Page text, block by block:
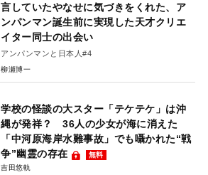
言していたやなせに気づきをくれた、ア
ンパンマン誕生前に実現した天才クリエ
イター同士の出会い
アンパンマンと日本人#4
柳瀬博一
学校の怪談の大スター「テケテケ」は沖
縄が発祥？ 36人の少女が海に消えた
「中河原海岸水難事故」でも囁かれた“戦
争”幽霊の存在
無料
吉田悠軌